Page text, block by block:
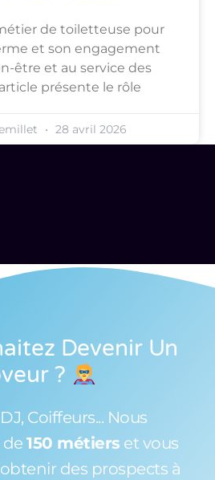
de toiletteuse pour
et son engagement
être et au service des
présente le rôle
28 avril 2026
Devenir Un
?
Coiffeurs... Nous
150 métiers et vous
des prospects à